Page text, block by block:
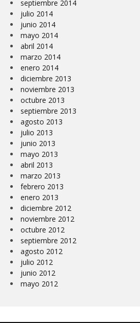
septiembre 2014
julio 2014
junio 2014
mayo 2014
abril 2014
marzo 2014
enero 2014
diciembre 2013
noviembre 2013
octubre 2013
septiembre 2013
agosto 2013
julio 2013
junio 2013
mayo 2013
abril 2013
marzo 2013
febrero 2013
enero 2013
diciembre 2012
noviembre 2012
octubre 2012
septiembre 2012
agosto 2012
julio 2012
junio 2012
mayo 2012